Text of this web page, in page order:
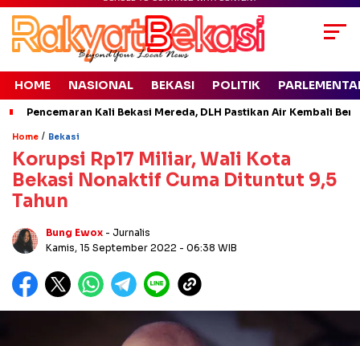
HOME NASIONAL BEKASI POLITIK
Pencemaran Kali Bekasi Mereda, DLH Pastikan Air Kembali
Home / Bekasi
Korupsi Rp17 Miliar, Wali Kota
Bekasi Nonaktif Cuma Dituntut 9,5
Tahun
Bung Ewox - Jurnalis
Kamis, 15 September 2022 - 06:38 WIB